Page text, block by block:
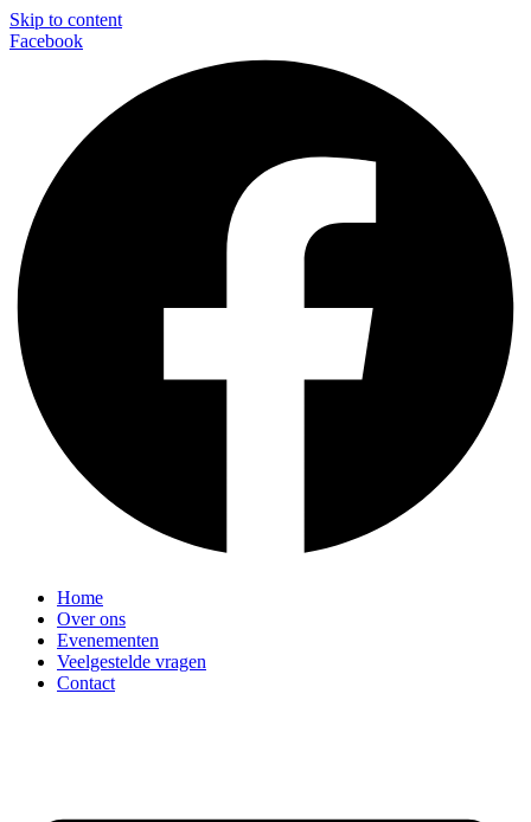
Skip to content
Facebook
Home
Over ons
Evenementen
Veelgestelde vragen
Contact